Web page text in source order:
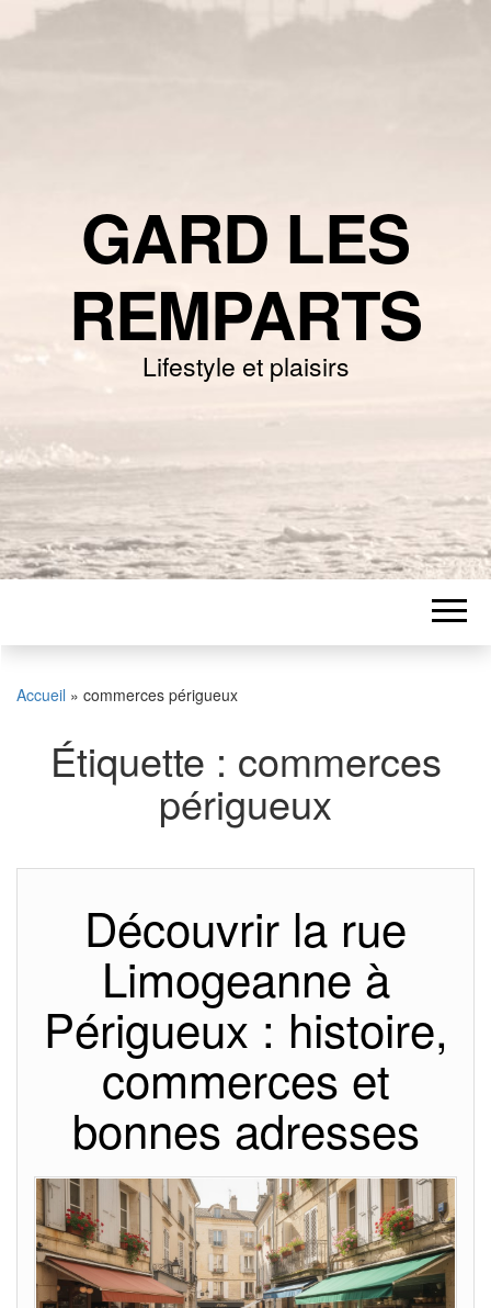
GARD LES
REMPARTS
Lifestyle et plaisirs
Accueil » commerces périgueux
Étiquette : commerces
périgueux
Découvrir la rue
Limogeanne à
Périgueux : histoire,
commerces et
bonnes adresses